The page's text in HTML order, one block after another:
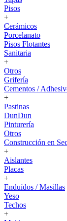
Pisos
+
Cerámicos
Porcelanato
Pisos Flotantes
Sanitaria
+
Otros
Grifería
Cementos /
+
Pastinas
DunDun
Pinturería
Otros
Construcción en
+
Aislantes
Placas
+
Enduídos / Masillas
Yeso
Techos
+